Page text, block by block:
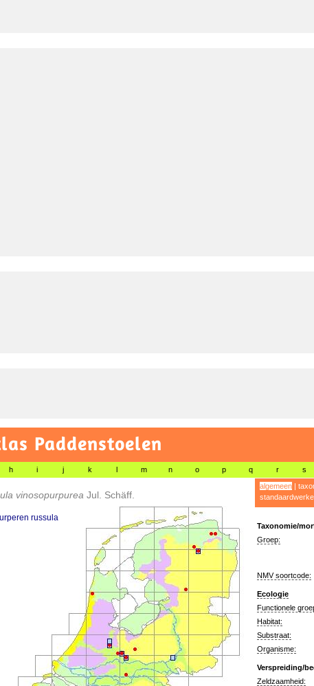
Paddenstoelen
h i j k l m n o p q r s
vinosopurpurea Jul. Schäff.
russula
algemeen|
Taxonomie/
Groep:
NMV soortcode:
Ecologie
Functionele
Habitat:
Substraat:
Organisme:
Verspreiding/
Zeldzaamheid: